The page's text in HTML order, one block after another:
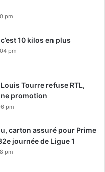
pm
10 kilos en plus
pm
Tourre refuse RTL,
promotion
pm
carton assuré pour Prime
journée de Ligue 1
pm